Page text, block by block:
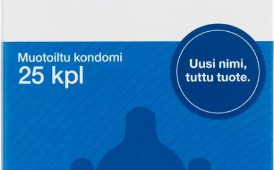
istuvaksi – se puristaa napakasti juuri oikeista paikoista. Säiliöllinen
lateksikondomi on väritön, sileäpintainen ja kyllästetty
liukuvoiteella. Valmistettu luonnonkumista. 25 kpl pakkaus.
Kondomin pituus on 180mm, ympärysmitta 106mm ja halkaisija
53mm.
Lisätietoja